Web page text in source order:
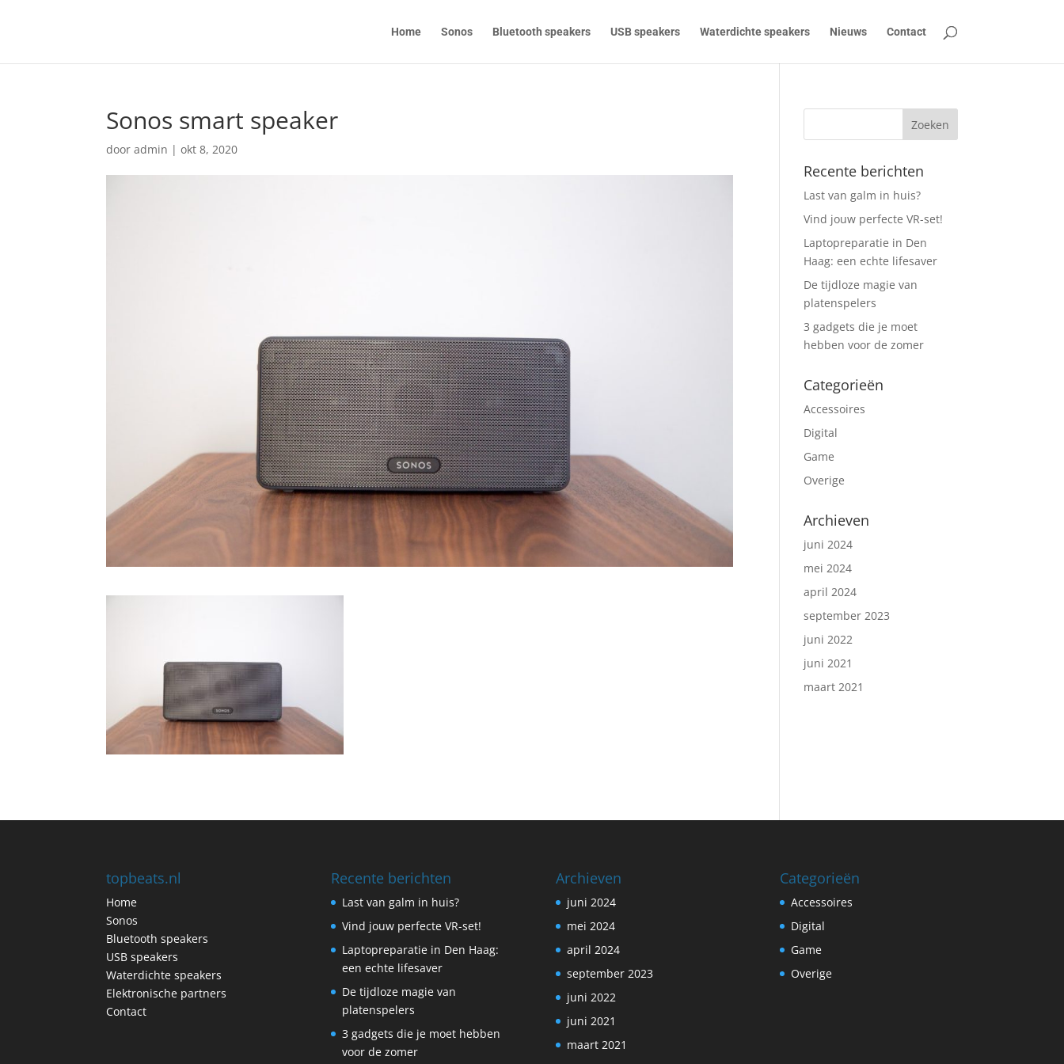
Home Sonos Bluetooth speakers USB speakers Waterdichte speakers Nieuws Contact
Sonos smart speaker
dooradmin |okt 8, 2020
Recente berichten
Last van galm in huis?
Vind jouw perfecte VR-set!
Laptopreparatie in Den
Haag: een echte lifesaver
De tijdloze magie van
platenspelers
3 gadgets die je moet
hebben voor de zomer
Categorieën
Accessoires
Digital
Game
Overige
Archieven
juni 2024
mei 2024
april 2024
september 2023
juni 2022
juni 2021
maart 2021
topbeats.nl
Home
Sonos
Bluetooth speakers
USB speakers
Waterdichte speakers
Elektronische partners
Contact
Recente berichten
Last van galm in huis?
Vind jouw perfecte VR-set!
Laptopreparatie in Den Haag:
een echte lifesaver
De tijdloze magie van
platenspelers
3 gadgets die je moet hebben
voor de zomer
Archieven
juni 2024
mei 2024
april 2024
september 2023
juni 2022
juni 2021
maart 2021
Categorieën
Accessoires
Digital
Game
Overige